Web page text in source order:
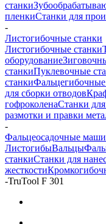
станки
пленкиСтанки для
-
Листогибочные станки
Листогибочные станки
оборудование
станкиПуклевочные
станкиФальцегибочные
для сборки отводов
гофроколенаСтанки
размотки и правки
-
Фальцеосадочные
ЛистогибыВальцы
станкиСтанки для
жесткости
-TruTool F 301